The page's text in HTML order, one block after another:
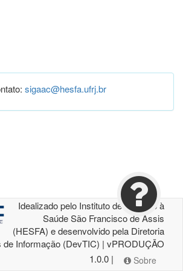
sigaac@hesfa.ufrj.br
Idealizado pelo Instituto de Atenção à
Saúde São Francisco de Assis
(HESFA) e desenvolvido pela Diretoria
de Informação (DevTIC) | vPRODUÇÃO
1.0.0 |
Sobre